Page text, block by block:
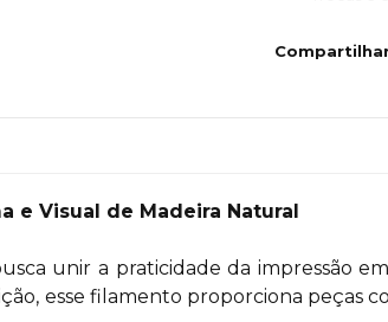
e Visual de Madeira Natural
unir a praticidade da impressão
esse filamento proporciona peças